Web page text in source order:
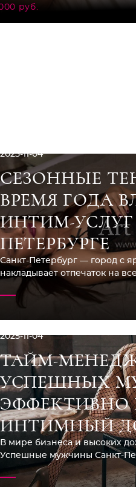
руб.
2025-11-04
СЕЗОННЫЕ
ВРЕМЯ ГОДА
ИНТИМ-УСЛУГ
ПЕТЕРБУРГЕ
Санкт-Петербург — город с
накладывает отпечаток на
2025-11-04
ТАЙМ-
УСПЕШНЫХ
ЭФФЕКТИВНО
ИНТИМНЫЙ
В мире бизнеса и высоких
Успешные мужчины Санкт-